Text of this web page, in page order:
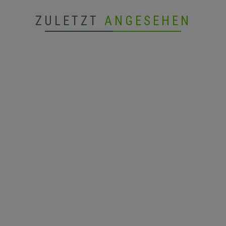
ZULETZT ANGESEHEN